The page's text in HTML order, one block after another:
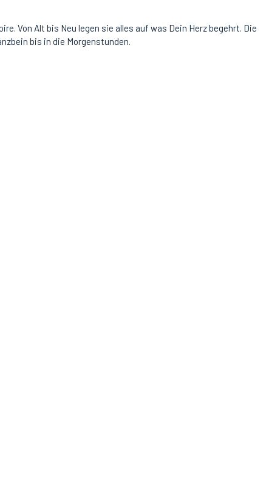
Von Alt bis Neu legen sie alles auf was Dein Herz begehrt. Die
bis in die Morgenstunden.